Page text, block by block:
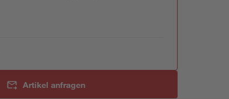
Artikel anfragen